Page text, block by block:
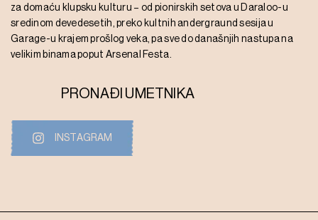
za domaću klupsku kulturu – od pionirskih setova u Daraloo-u
sredinom devedesetih, preko kultnih andergraund sesija u
Garage-u krajem prošlog veka, pa sve do današnjih nastupa na
velikim binama poput Arsenal Festa.
PRONAĐI UMETNIKA
INSTAGRAM